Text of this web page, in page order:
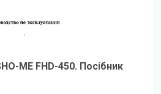
ME FHD-450. Посібник